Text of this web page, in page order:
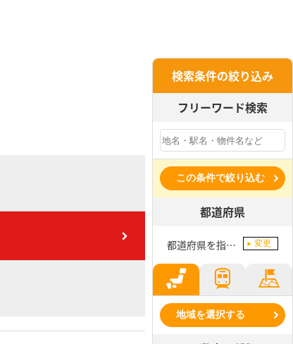
検索条件の絞り込み
フリーワード検索
この条件で絞り込む
都道府県
都道府県を指定してください 変更
地域を選択する